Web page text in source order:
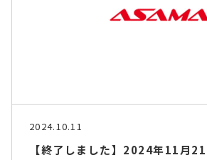
2024.10.11
【終了しました】2024年11月